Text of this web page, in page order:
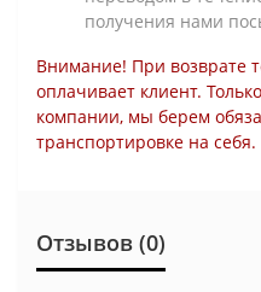
получения нами
Внимание! При возврате
оплачивает клиент.
компании, мы берем
транспортировке на себя.
Отзывов (0)